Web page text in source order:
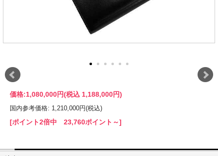
価格:1,080,000円(税込 1,188,000円)
国内参考価格: 1,210,000円(税込)
[ポイント2倍中 23,760ポイント～]